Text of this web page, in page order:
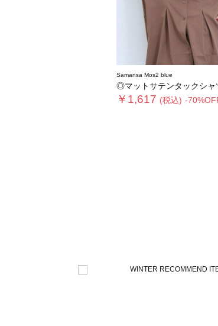
Samansa Mos2 blue
◎マットサテンタックシャ
￥1,617 (税込) -